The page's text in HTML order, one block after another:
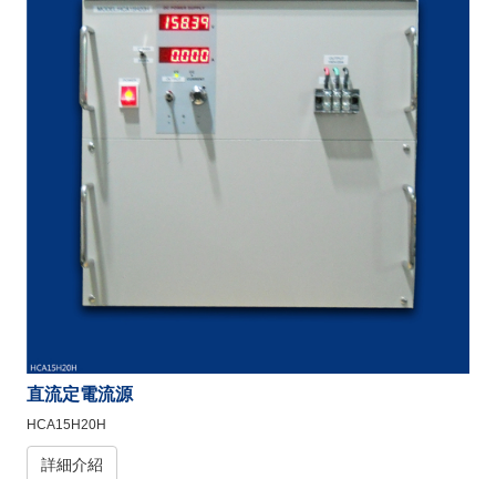
直流定電流源
HCA15H20H
詳細介紹